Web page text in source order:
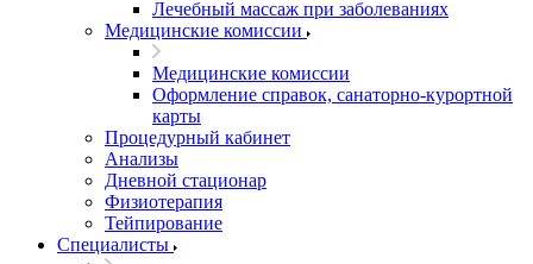
Лечебный массаж при заболеваниях
Медицинские комиссии
Медицинские комиссии
Оформление справок, санаторно-курортной
карты
Процедурный кабинет
Анализы
Дневной стационар
Физиотерапия
Тейпирование
Специалисты